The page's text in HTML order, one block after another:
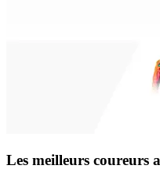
Les meilleurs coureurs